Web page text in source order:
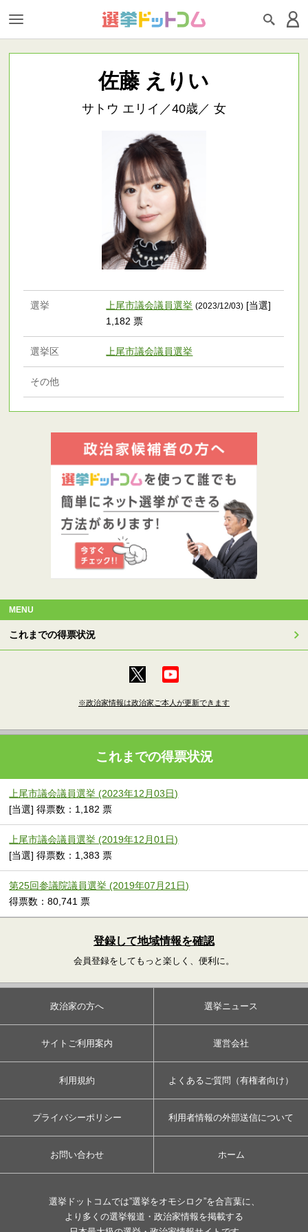
佐藤 えりい
サトウ エリイ／40歳／ 女
選挙 上尾市議会議員選挙 (2023/12/03) [当選]
1,182 票
選挙区 上尾市議会議員選挙
その他
MENU
これまでの得票状況
※政治家情報は政治家ご本人が更新できます
これまでの得票状況
上尾市議会議員選挙 (2023年12月03日)
[当選] 得票数：1,182 票
上尾市議会議員選挙 (2019年12月01日)
[当選] 得票数：1,383 票
第25回参議院議員選挙 (2019年07月21日)
得票数：80,741 票
登録して地域情報を確認
会員登録をしてもっと楽しく、便利に。
政治家の方へ 選挙ニュース
サイトご利用案内 運営会社
利用規約 よくあるご質問（有権者向け）
プライバシーポリシー 利用者情報の外部送信について
お問い合わせ ホーム
選挙ドットコムでは”選挙をオモシロク”を合言葉に、
より多くの選挙報道・政治家情報を掲載する